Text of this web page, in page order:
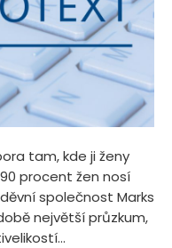
tam, kde ji ženy
procent žen nosí
společnost Marks
největší průzkum,